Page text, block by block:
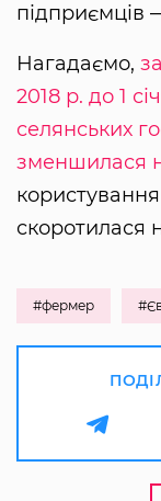
підприємців
Нагадаємо,
2018 р. до 1
селянських
зменшилася
скоротилася
#фермер